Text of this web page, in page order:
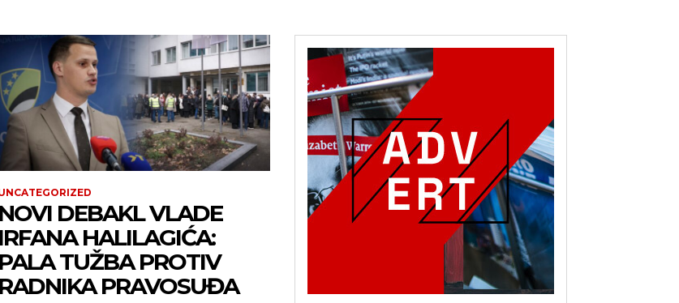
NOVI DEBAKL VLADE
IRFANA HALILAGIĆA:
PALA TUŽBA PROTIV
RADNIKA PRAVOSUĐA